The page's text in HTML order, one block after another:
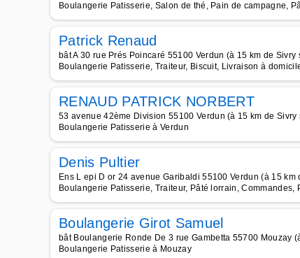
Boulangerie Patisserie, Salon de thé, Pain de campagne,
Patrick Renaud
bât A 30 rue Prés Poincaré 55100 Verdun (à 15 km de Sivry
Boulangerie Patisserie, Traiteur, Biscuit, Livraison à
RENAUD PATRICK NORBERT
53 avenue 42ème Division 55100 Verdun (à 15 km de Sivry
Boulangerie Patisserie à Verdun
Denis Pultier
Ens L epi D or 24 avenue Garibaldi 55100 Verdun (à 15 km
Boulangerie Patisserie, Traiteur, Pâté lorrain, Commandes,
Boulangerie Girot Samuel
bât Boulangerie Ronde De 3 rue Gambetta 55700 Mouzay
Boulangerie Patisserie à Mouzay